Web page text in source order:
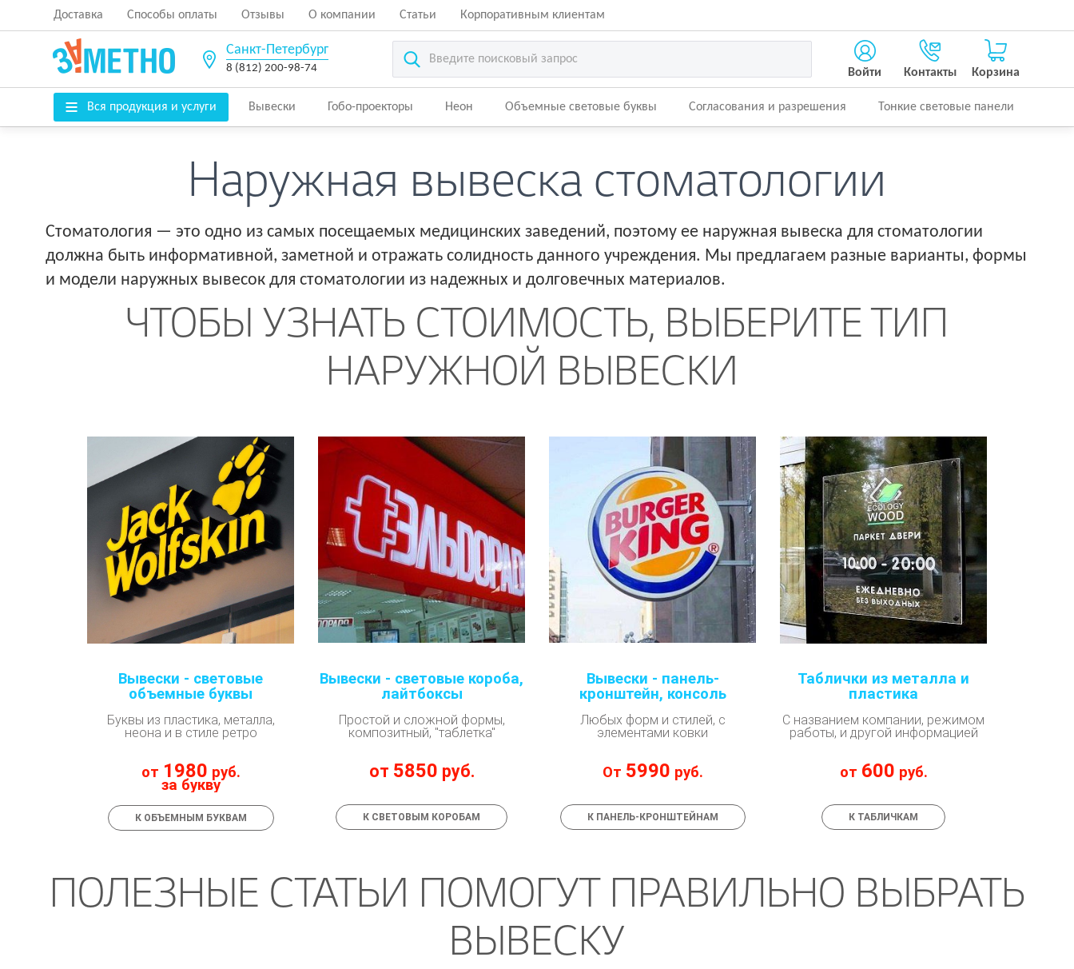
Доставка Способы оплаты Отзывы О компании Статьи Корпоративным клиентам
Санкт-Петербург
8 (812) 200-98-74 Войти Контакты Корзина
Вся продукция и услуги Вывески Гобо-проекторы Неон Объемные световые буквы Согласования и разрешения Тонкие световые панели
Наружная вывеска стоматологии
Стоматология — это одно из самых посещаемых медицинских заведений, поэтому ее наружная вывеска для стоматологии
должна быть информативной, заметной и отражать солидность данного учреждения. Мы предлагаем разные варианты, формы
и модели наружных вывесок для стоматологии из надежных и долговечных материалов.
ЧТОБЫ УЗНАТЬ СТОИМОСТЬ, ВЫБЕРИТЕ ТИП
НАРУЖНОЙ ВЫВЕСКИ
Вывески - световые
объемные буквы
Буквы из пластика, металла,
неона и в стиле ретро
от 1980 руб.
за букву
К ОБЪЕМНЫМ БУКВАМ
Вывески - световые короба,
лайтбоксы
Простой и сложной формы,
композитный, "таблетка"
от 5850 руб.
К СВЕТОВЫМ КОРОБАМ
Вывески - панель-
кронштейн, консоль
Любых форм и стилей, с
элементами ковки
От 5990 руб.
К ПАНЕЛЬ-КРОНШТЕЙНАМ
Таблички из металла и
пластика
С названием компании, режимом
работы, и другой информацией
от 600 руб.
К ТАБЛИЧКАМ
ПОЛЕЗНЫЕ СТАТЬИ ПОМОГУТ ПРАВИЛЬНО ВЫБРАТЬ
ВЫВЕСКУ